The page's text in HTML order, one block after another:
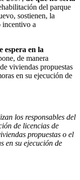
del parque
sostienen, la
incentivo a
espera en la
de manera
viviendas propuestas
en su ejecución de
los responsables del
de licencias de
propuestas o el
en su ejecución de